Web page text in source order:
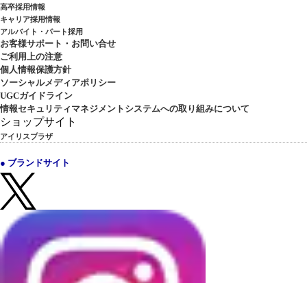
高卒採用情報
キャリア採用情報
アルバイト・パート採用
お客様サポート・お問い合せ
ご利用上の注意
個人情報保護方針
ソーシャルメディアポリシー
UGCガイドライン
情報セキュリティマネジメントシステムへの取り組みについて
ショップサイト
アイリスプラザ
● ブランドサイト